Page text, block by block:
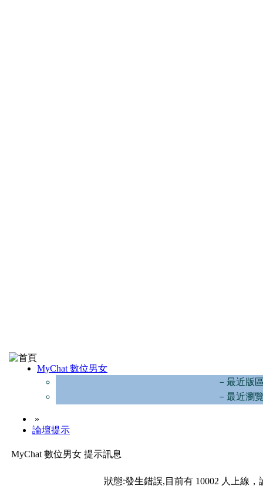
MyChat 數位男女
－最近版
－最近瀏
»
論壇提示
MyChat 數位男女 提示訊息
狀態:發生錯誤,目前有 10002 人上線